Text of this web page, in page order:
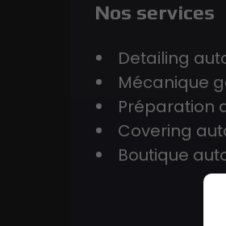
Nos services
Detailing
Mécanique
Préparation
Covering
Boutique